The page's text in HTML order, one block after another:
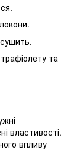
та
властивості.
впливу